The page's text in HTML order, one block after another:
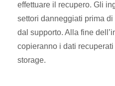
effettuare il recupero. Gli
settori danneggiati prima
dal supporto. Alla fine
copieranno i dati
storage.